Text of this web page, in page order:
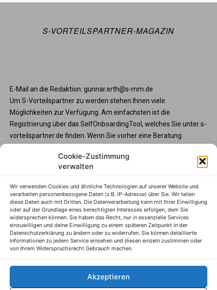
Cookie-Zustimmung
verwalten
Wir verwenden Cookies und ähnliche Technologien auf unserer Website und
verarbeiten personenbezogene Daten (z.B. IP-Adresse) über Sie. Wir teilen
diese Daten auch mit Dritten. Die Datenverarbeitung kann mit Ihrer Einwilligung
oder auf der Grundlage eines berechtigten Interesses erfolgen, dem Sie
widersprechen können. Sie haben das Recht, nur in essenzielle Services
einzuwilligen und deine Einwilligung zu einem späteren Zeitpunkt in der
Datenschutzerklärung zu ändern oder zu widerrufen. Sie können detaillierte
Informationen zu jedem Service einsehen und diesen einzeln zustimmen oder
von Ihrem Widerspruchsrecht Gebrauch machen.
Akzeptieren
S-VORTEILSPARTNER-MAGAZIN
E-Mail an die Redaktion: gunnar.erth@s-mm.de
Um S-Vorteilspartner zu werden stehen Ihnen viele
Möglichkeiten zur Verfügung. Am einfachsten ist die
Registrierung über das SelfOnboardingTool, welches Sie unter s-
vorteilspartner.de finden. Wenn Sie vorher eine Beratung
vorteilspartner.de oder Telefon +49 345 570295 3573 gerne zur
Verfügung. Und wenn Sie Ihre Programmteilnahme vorab mit
Ihren Sparkassenberater.
S-Vorteilspartner
Impressum
Datenschutzhinweise
AGB
Erklärung zur Barrierefreiheit